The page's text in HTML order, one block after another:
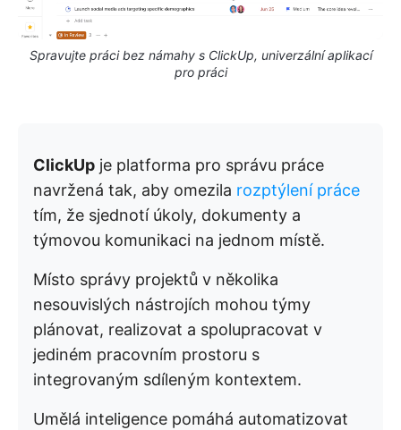
Spravujte práci bez námahy s ClickUp, univerzální aplikací
pro práci
ClickUp je platforma pro správu práce
navržená tak, aby omezila rozptýlení práce
tím, že sjednotí úkoly, dokumenty a
týmovou komunikaci na jednom místě.
Místo správy projektů v několika
nesouvislých nástrojích mohou týmy
plánovat, realizovat a spolupracovat v
jediném pracovním prostoru s
integrovaným sdíleným kontextem.
Umělá inteligence pomáhá automatizovat